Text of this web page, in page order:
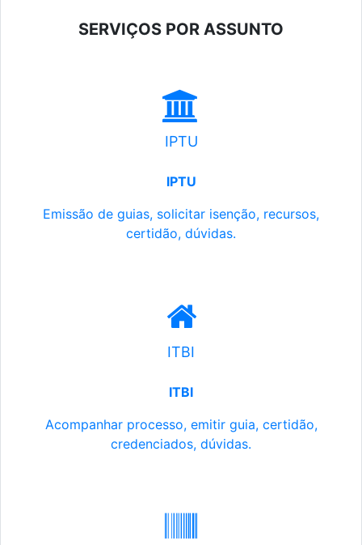
SERVIÇOS POR ASSUNTO
IPTU
IPTU
Emissão de guias, solicitar isenção, recursos,
certidão, dúvidas.
ITBI
ITBI
Acompanhar processo, emitir guia, certidão,
credenciados, dúvidas.